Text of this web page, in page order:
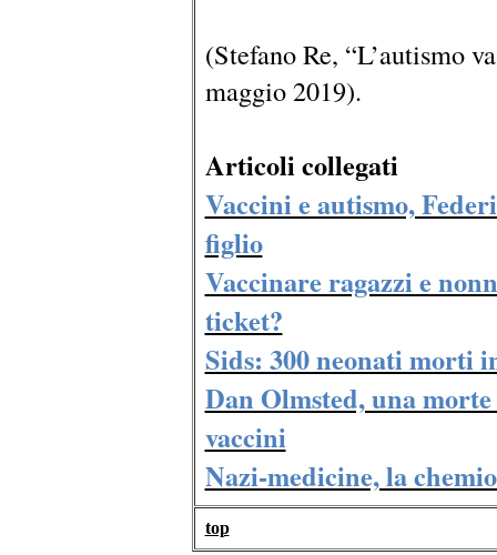
(Stefano Re, “L’autismo
maggio 2019).
Articoli collegati
Vaccini e autismo,
figlio
Vaccinare ragazzi e
ticket?
Sids: 300 neonati morti
Dan Olmsted, una
vaccini
Nazi-medicine, la
top